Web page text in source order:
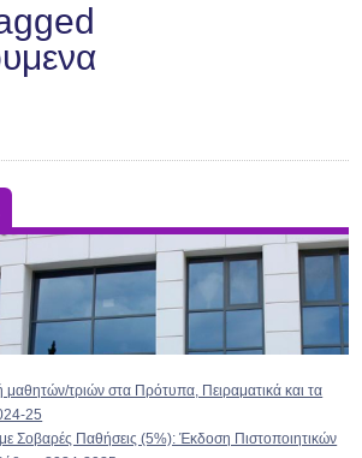
μαθητών/τριών στα Πρότυπα, Πειραματικά και τα
25
Σοβαρές Παθήσεις (5%): Έκδοση Πιστοποιητικών